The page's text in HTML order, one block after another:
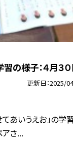
様子：４月３０
更新日 2025/
あいうえお」の学
さ...